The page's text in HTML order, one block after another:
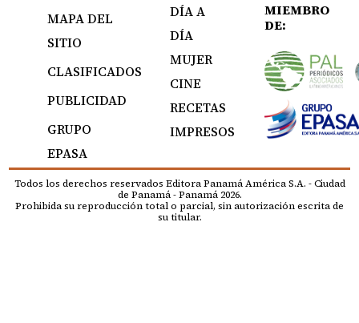
MAPA DEL
SITIO
CLASIFICADOS
PUBLICIDAD
GRUPO
EPASA
DÍA A
DÍA
MUJER
CINE
RECETAS
IMPRESOS
MIEMBRO
DE:
Todos los derechos reservados Editora Panamá América S.A. - Ciudad
de Panamá - Panamá 2026.
Prohibida su reproducción total o parcial, sin autorización escrita de
su titular.